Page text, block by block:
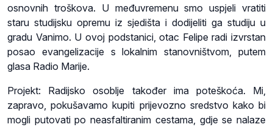
osnovnih troškova. U međuvremenu smo uspjeli vratiti
staru studijsku opremu iz sjedišta i dodijeliti ga studiju u
gradu Vanimo. U ovoj podstanici, otac Felipe radi izvrstan
posao evangelizacije s lokalnim stanovništvom, putem
glasa Radio Marije.
Projekt: Radijsko osoblje također ima poteškoća. Mi,
zapravo, pokušavamo kupiti prijevozno sredstvo kako bi
mogli putovati po neasfaltiranim cestama, gdje se nalaze